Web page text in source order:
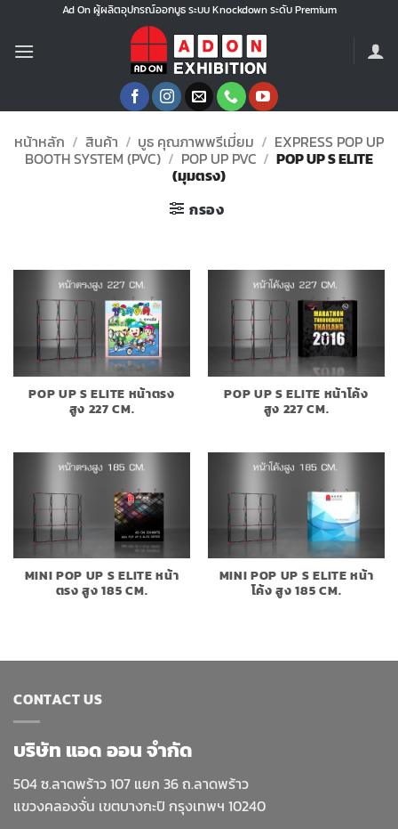
ยัง
Ad On ผู้ผลิตอุปกรณ์ออกบูธ ระบบ Knockdown ระดับ Premium
หน้าหลัก / สินค้า / บูธ คุณภาพพรีเมี่ยม / EXPRESS POP UP
BOOTH SYSTEM (PVC) / POP UP PVC / POP UP S ELITE
(มุมตรง)
กรอง
POP UP S ELITE หน้าตรง
สูง 227 CM.
POP UP S ELITE หน้าโค้ง
สูง 227 CM.
MINI POP UP S ELITE หน้า
ตรง สูง 185 CM.
MINI POP UP S ELITE หน้า
โค้ง สูง 185 CM.
CONTACT US
บริษัท แอด ออน จำกัด
504 ซ.ลาดพร้าว 107 แยก 36 ถ.ลาดพร้าว
แขวงคลองจั่น เขตบางกะปิ กรุงเทพฯ 10240